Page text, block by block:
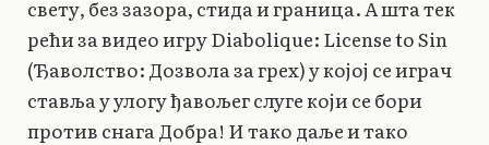
свету, без зазора, стида и граница. А шта тек
рећи за видео игру Diabolique: License to Sin
(Ђаволство: Дозвола за грех) у којој се играч
ставља у улогу ђавољег слуге који се бори
против снага Добра! И тако даље и тако